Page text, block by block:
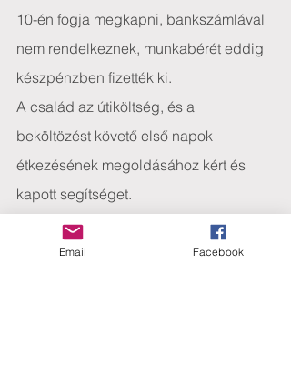
10-én fogja megkapni, bankszámlával
nem rendelkeznek, munkabérét eddig
készpénzben fizették ki.
A család az útiköltség, és a
beköltözést követő első napok
étkezésének megoldásához kért és
kapott segítséget.
Adományozó: Grósz Judit
Email Facebook